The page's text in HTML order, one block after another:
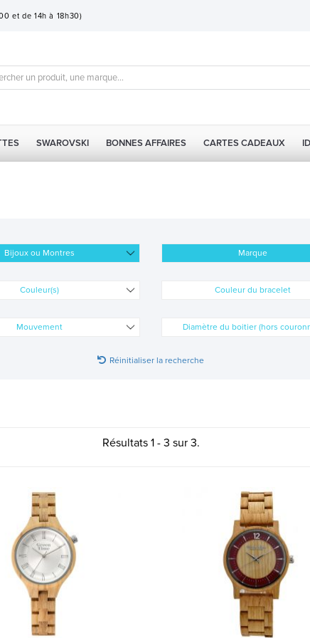
et de 14h à 18h30)
SWAROVSKI BONNES AFFAIRES CARTES CADEAUX
Bijoux ou Montres Marque
Couleur(s) Couleur du bracelet
Mouvement Diamètre du boitier (hors
Réinitialiser la recherche
Résultats 1 - 3 sur 3.